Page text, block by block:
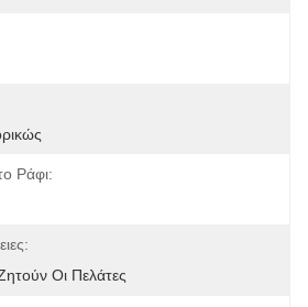
Ράφι:
Οι Πελάτες